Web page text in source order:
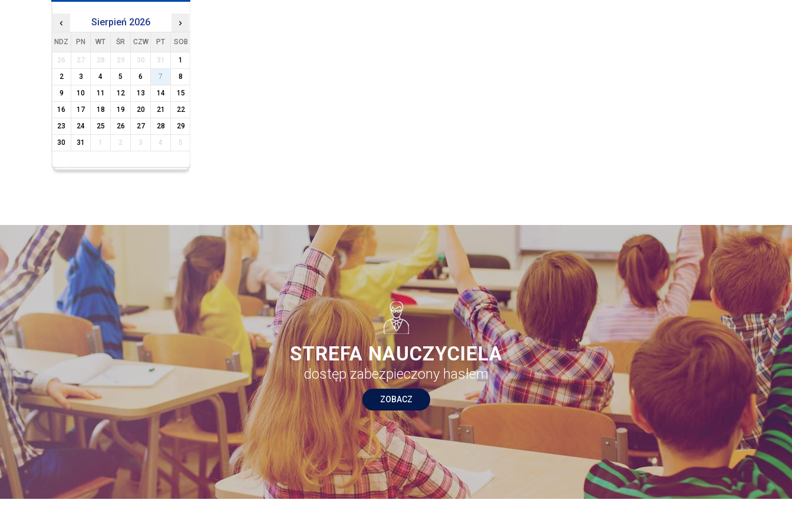
‹ Sierpień 2026 ›
NDZ PN WT ŚR CZW PT SOB
26 27 28 29 30 31
1
2
3 4 5 6 7
8
9
10 11 12 13 14
15
16
17 18 19 20 21
22
23
24 25 26 27 28
29
30
31 1 2 3 4 5
STREFA NAUCZYCIELA
dostęp zabezpieczony hasłem
ZOBACZ